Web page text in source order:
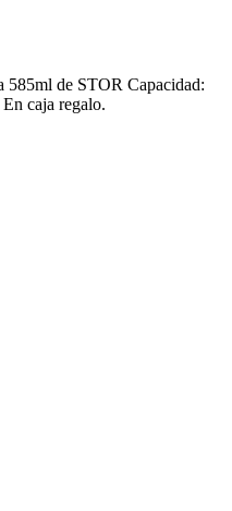
585ml de STOR Capacidad:
caja regalo.